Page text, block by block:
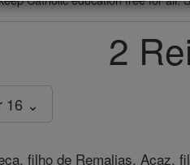
2
16 ⌄
filho de Remalias, Acaz,